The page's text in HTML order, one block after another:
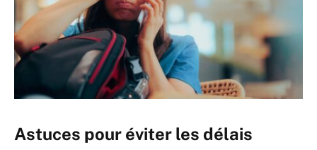
Astuces pour éviter les délais